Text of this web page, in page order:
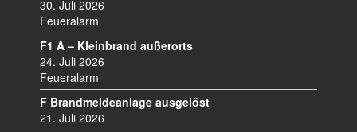
30. Juli 2026
Feueralarm
F1 A – Kleinbrand außerorts
24. Juli 2026
Feueralarm
F Brandmeldeanlage ausgelöst
21. Juli 2026